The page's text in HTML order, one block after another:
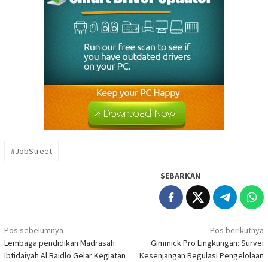
#JobStreet
SEBARKAN
Navigasi
pos
Pos sebelumnya
Lembaga pendidikan Madrasah
Ibtidaiyah Al Baidlo Gelar Kegiatan
Pos berikutnya
Gimmick Pro Lingkungan: Survei
Kesenjangan Regulasi Pengelolaan